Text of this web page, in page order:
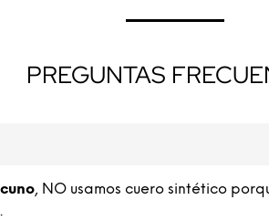
PREGUNTAS
, NO usamos cuero sintético